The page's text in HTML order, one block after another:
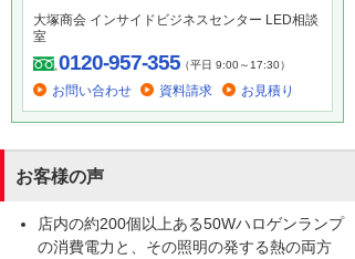
大塚商会 インサイドビジネスセンター LED相談
室
0120-957-355（平日 9:00～17:30）
お問い合わせ 資料請求 お見積り
お客様の声
店内の約200個以上ある50Wハロゲンランプ
の消費電力と、その照明の発する熱の両方